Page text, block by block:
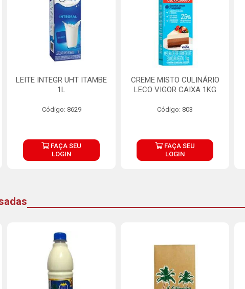
LEITE INTEGR UHT ITAMBE
1L
Código: 8629
FAÇA SEU
LOGIN
CREME MISTO CULINÁRIO
LECO VIGOR CAIXA 1KG
Código: 803
FAÇA SEU
LOGIN